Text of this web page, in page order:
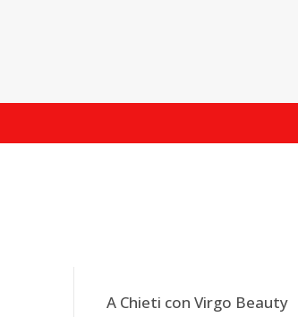
A Chieti con Virgo Beauty